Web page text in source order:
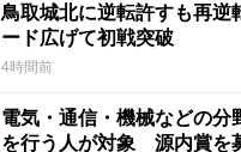
鳥取城北に逆転許すも再
ード広げて初戦突破
4時間前
電気・通信・機械などの分
を行う人が対象 源内賞を